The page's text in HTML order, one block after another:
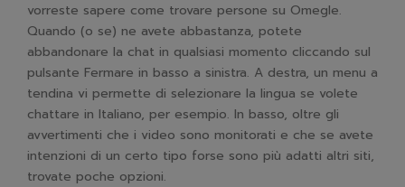
vorreste sapere come trovare persone su Omegle.
Quando (o se) ne avete abbastanza, potete
abbandonare la chat in qualsiasi momento cliccando sul
pulsante Fermare in basso a sinistra. A destra, un menu a
tendina vi permette di selezionare la lingua se volete
chattare in Italiano, per esempio. In basso, oltre gli
avvertimenti che i video sono monitorati e che se avete
intenzioni di un certo tipo forse sono più adatti altri siti,
trovate poche opzioni.